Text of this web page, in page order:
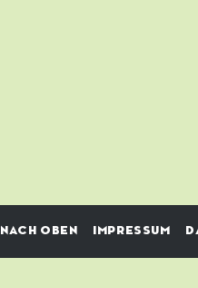
NACH OBEN IMPRESSUM